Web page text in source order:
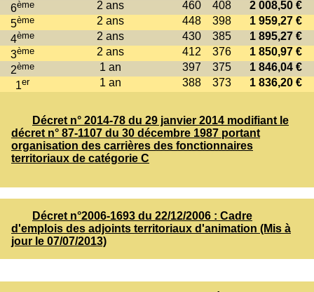
6ème 2 ans 460 408
2 008,50 €
5ème 2 ans 448 398
1 959,27 €
4ème 2 ans 430 385
1 895,27 €
3ème 2 ans 412 376
1 850,97 €
2ème 1 an 397 375
1 846,04 €
1er 1 an 388 373 1 836,20 €
Décret n° 2014-78 du 29 janvier 2014 modifiant le
décret n° 87-1107 du 30 décembre 1987 portant
organisation des carrières des fonctionnaires
territoriaux de catégorie C
Décret n°2006-1693 du 22/12/2006 : Cadre
d'emplois des adjoints territoriaux d'animation (Mis à
jour le 07/07/2013)